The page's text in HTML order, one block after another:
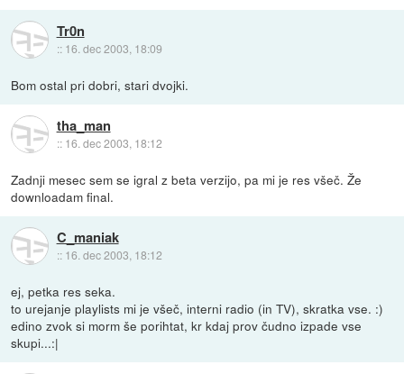
Tr0n
:: 16. dec 2003, 18:09
Bom ostal pri dobri, stari dvojki.
tha_man
:: 16. dec 2003, 18:12
Zadnji mesec sem se igral z beta verzijo, pa mi je res všeč. Že
downloadam final.
C_maniak
:: 16. dec 2003, 18:12
ej, petka res seka.
to urejanje playlists mi je všeč, interni radio (in TV), skratka vse. :)
edino zvok si morm še porihtat, kr kdaj prov čudno izpade vse
skupi...:|